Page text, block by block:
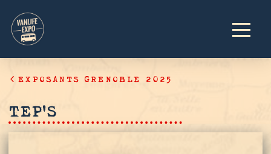
EXPOSANTS GRENOBLE 2025
TEP’S